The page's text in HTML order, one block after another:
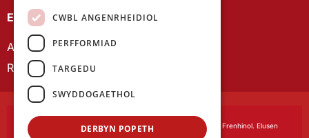
EIN CYHOEDDIADAU
Astudiaethau Cymreig
Rhwydwaith Ymchwil Gyrfa Cynnar
Cymdeithas Ddysgedig Cymru, corfforedig drwy Siarter Frenhinol. Elusen
CWBL ANGENRHEIDIOL
PERFFORMIAD
TARGEDU
SWYDDOGAETHOL
DERBYN POPETH